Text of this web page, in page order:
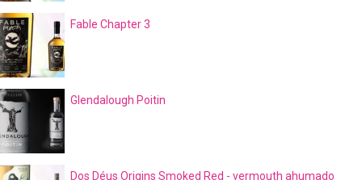
Fable Chapter 3
Glendalough Poitin
Dos Déus Origins Smoked Red - vermouth ahumado